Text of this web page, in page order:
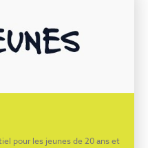
pour les jeunes de 20 ans et